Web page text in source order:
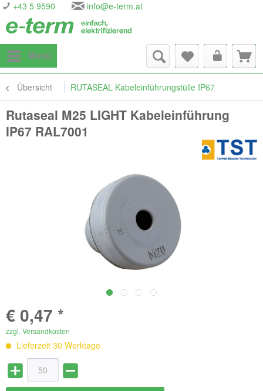
+43 5 9590 info@e-term.at
Menü
Übersicht RUTASEAL Kabeleinführungstülle IP67
Rutaseal M25 LIGHT Kabeleinführung
IP67 RAL7001
€ 0,47 *
zzgl. Versandkosten
Lieferzeit 30 Werktage